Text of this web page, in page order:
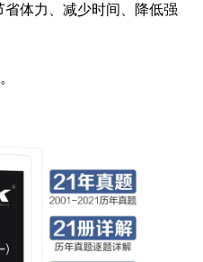
省体力、减少时间、降低强